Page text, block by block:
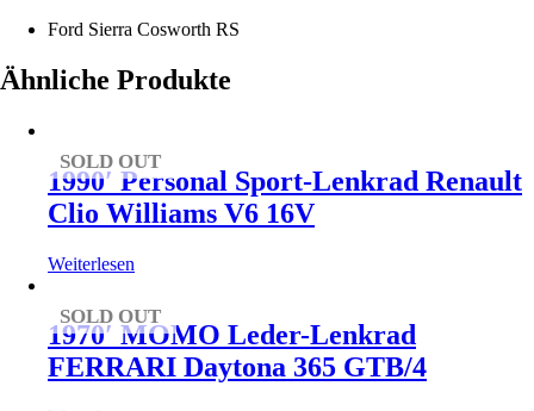
Ford Sierra Cosworth RS
Ähnliche Produkte
SOLD OUT
1990′ Personal Sport-Lenkrad Renault
Clio Williams V6 16V
Weiterlesen
SOLD OUT
1970′ MOMO Leder-Lenkrad
FERRARI Daytona 365 GTB/4